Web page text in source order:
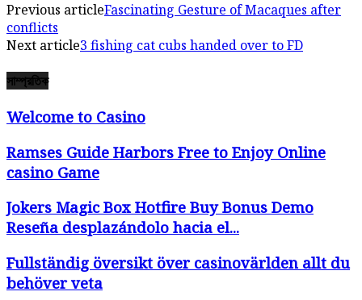
Previous articleFascinating Gesture of Macaques after
conflicts
Next article3 fishing cat cubs handed over to FD
সাম্প্রতিক
Welcome to Casino
Ramses Guide Harbors Free to Enjoy Online
casino Game
Jokers Magic Box Hotfire Buy Bonus Demo
Reseña desplazándolo hacia el...
Fullständig översikt över casinovärlden allt du
behöver veta